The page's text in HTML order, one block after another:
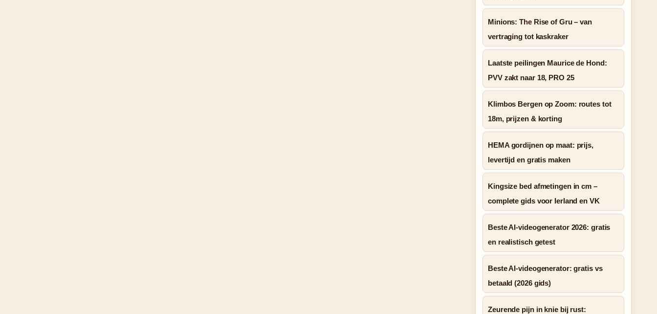
Minions: The Rise of Gru – van
vertraging tot kaskraker
Laatste peilingen Maurice de Hond:
PVV zakt naar 18, PRO 25
Klimbos Bergen op Zoom: routes tot
18m, prijzen & korting
HEMA gordijnen op maat: prijs,
levertijd en gratis maken
Kingsize bed afmetingen in cm –
complete gids voor Ierland en VK
Beste AI-videogenerator 2026: gratis
en realistisch getest
Beste AI-videogenerator: gratis vs
betaald (2026 gids)
Zeurende pijn in knie bij rust: